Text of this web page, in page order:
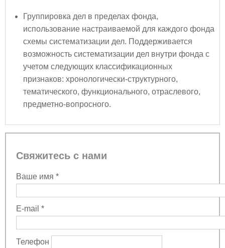
Группировка дел в пределах фонда,
использование настраиваемой для каждого фонда
схемы систематизации дел. Поддерживается
возможность систематизации дел внутри фонда с
учетом следующих классификационных
признаков: хронологически-структурного,
тематического, функционального, отраслевого,
предметно-вопросного.
Свяжитесь с нами
Ваше имя *
E-mail *
Телефон